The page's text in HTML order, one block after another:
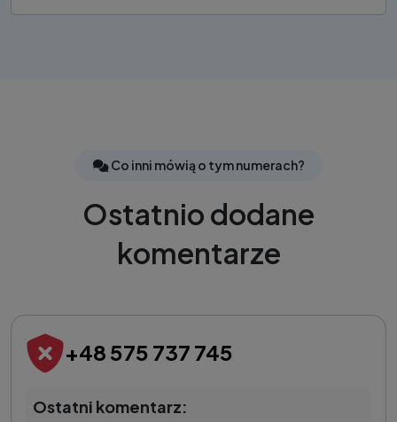
Co inni mówią o tym numerach?
Ostatnio dodane
komentarze
+48 575 737 745
Ostatni komentarz: